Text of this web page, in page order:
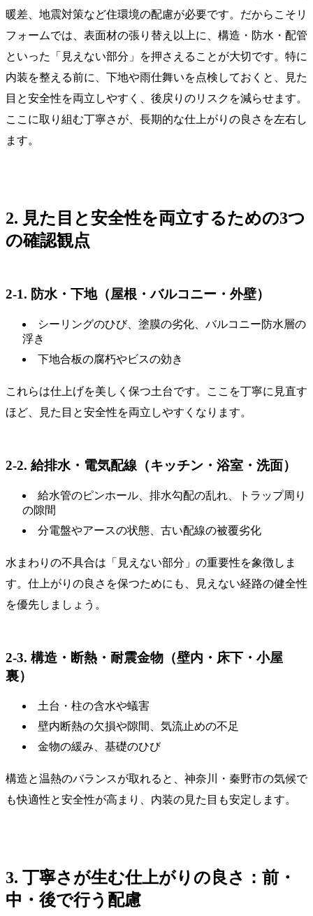
暖差、地震対策など住環境の配慮が必要です。だからこそリ
フォームでは、表面材の張り替え以上に、構造・防水・配管
といった「見えない部分」を押さえることが大切です。特に
内装を整える前に、下地や雨仕舞いを点検しておくと、見た
目と安全性を両立しやすく、後戻りのリスクを減らせます。
ここに取り組む丁寧さが、長期的な仕上がりの良さを左右し
ます。
2. 見た目と安全性を両立するための3つ
の確認観点
2-1. 防水・下地（屋根・バルコニー・外壁）
シーリングのひび、塗膜の劣化、バルコニー防水層の
浮き
下地合板の腐朽やビスの効き
これらは仕上げを美しく保つ土台です。ここを丁寧に見直す
ほど、見た目と安全性を両立しやすくなります。
2-2. 給排水・電気配線（キッチン・浴室・洗面）
給水管のピンホール、排水勾配の乱れ、トラップ周り
の隙間
分電盤やアースの状態、古い配線の被覆劣化
水まわりの不具合は「見えない部分」の重要性を象徴しま
す。仕上がりの良さを保つためにも、見えない経路の健全性
を優先しましょう。
2-3. 構造・断熱・耐震金物（壁内・床下・小屋
裏）
土台・柱の含水や蟻害
壁内断熱の欠損や隙間、気流止めの不足
金物の緩み、基礎のひび
構造と温熱のバランスが取れると、神奈川・秦野市の気候で
も快適性と安全性が高まり、内装の見た目も安定します。
3. 丁寧さが生む仕上がりの良さ：前・
中・後で行う配慮